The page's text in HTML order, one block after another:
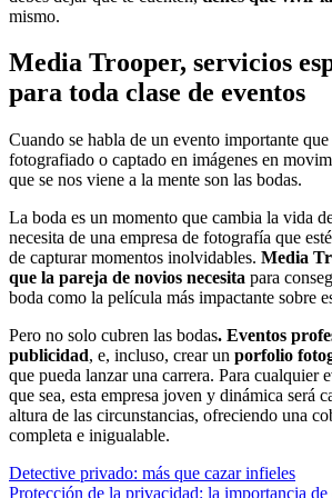
mismo.
Media Trooper, servicios
para toda clase de eventos
Cuando se habla de un evento importante que
fotografiado o captado en imágenes en
que se nos viene a la mente son las bodas.
La boda es un momento que cambia la vida
necesita de una empresa de fotografía que
de capturar momentos inolvidables. Media
que la pareja de novios necesita para
boda como la película más impactante sobre
Pero no solo cubren las bodas. Eventos
publicidad, e, incluso, crear un porfolio
que pueda lanzar una carrera. Para cualquier
que sea, esta empresa joven y dinámica será
altura de las circunstancias, ofreciendo una
completa e inigualable.
Navegación
Entrada
anterior:
Detective privado: más que cazar infieles
Entrada
Protección de la privacidad: la importancia